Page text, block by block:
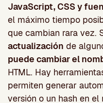
JavaScript, CSS y
el máximo tiempo
que cambian rara vez.
actualización de
puede cambiar el
HTML. Hay
permiten generar
versión o un hash en